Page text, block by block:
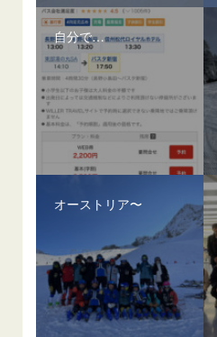
自分で…
オーストリア〜